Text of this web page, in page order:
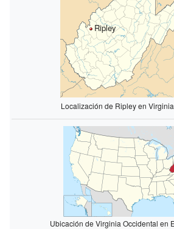
Ripley
Localización de Ripley en
Ubicación de Virginia Occidental en